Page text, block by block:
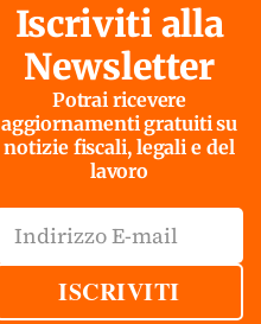
Iscriviti alla
Newsletter
Potrai ricevere
aggiornamenti gratuiti su
notizie fiscali, legali e del
lavoro
ISCRIVITI